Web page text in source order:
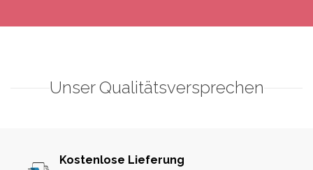
Unser Qualitätsversprechen
Kostenlose Lieferung